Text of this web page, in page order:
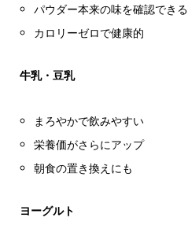
パウダー本来の味を確認できる
カロリーゼロで健康的
牛乳・豆乳
まろやかで飲みやすい
栄養価がさらにアップ
朝食の置き換えにも
ヨーグルト